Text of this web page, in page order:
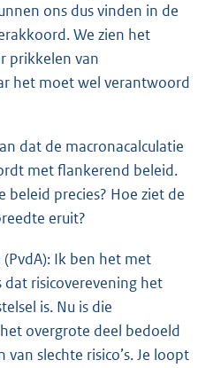
ons dus vinden in de
We zien het
prikkelen van
het moet wel verantwoord
dat de macronacalculatie
met flankerend beleid.
beleid precies? Hoe ziet de
eruit?
(PvdA): Ik ben het met
dat risicoverevening het
is. Nu is die
overgrote deel bedoeld
slechte risico’s. Je loopt